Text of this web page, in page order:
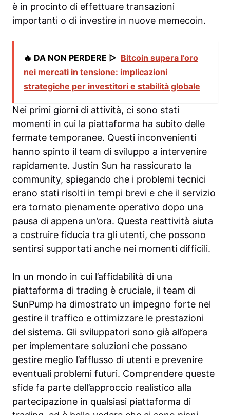
è in procinto di effettuare transazioni
importanti o di investire in nuove memecoin.
🔥 DA NON PERDERE ▷ Bitcoin supera l’oro
nei mercati in tensione: implicazioni
strategiche per investitori e stabilità globale
Nei primi giorni di attività, ci sono stati
momenti in cui la piattaforma ha subito delle
fermate temporanee. Questi inconvenienti
hanno spinto il team di sviluppo a intervenire
rapidamente. Justin Sun ha rassicurato la
community, spiegando che i problemi tecnici
erano stati risolti in tempi brevi e che il servizio
era tornato pienamente operativo dopo una
pausa di appena un’ora. Questa reattività aiuta
a costruire fiducia tra gli utenti, che possono
sentirsi supportati anche nei momenti difficili.
In un mondo in cui l’affidabilità di una
piattaforma di trading è cruciale, il team di
SunPump ha dimostrato un impegno forte nel
gestire il traffico e ottimizzare le prestazioni
del sistema. Gli sviluppatori sono già all’opera
per implementare soluzioni che possano
gestire meglio l’afflusso di utenti e prevenire
eventuali problemi futuri. Comprendere queste
sfide fa parte dell’approccio realistico alla
partecipazione in qualsiasi piattaforma di